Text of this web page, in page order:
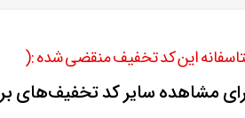
این کد تخفیف منقضی شده :(
مشاهده سایر کد تخفیف‌های